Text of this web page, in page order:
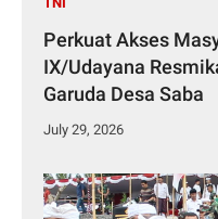
Perkuat Akses
IX/Udayana
Garuda Desa Saba
July 29, 2026